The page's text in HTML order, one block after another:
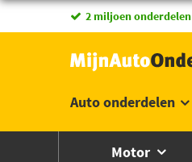
2 miljoen onderdelen
Auto onderdelen
Motor